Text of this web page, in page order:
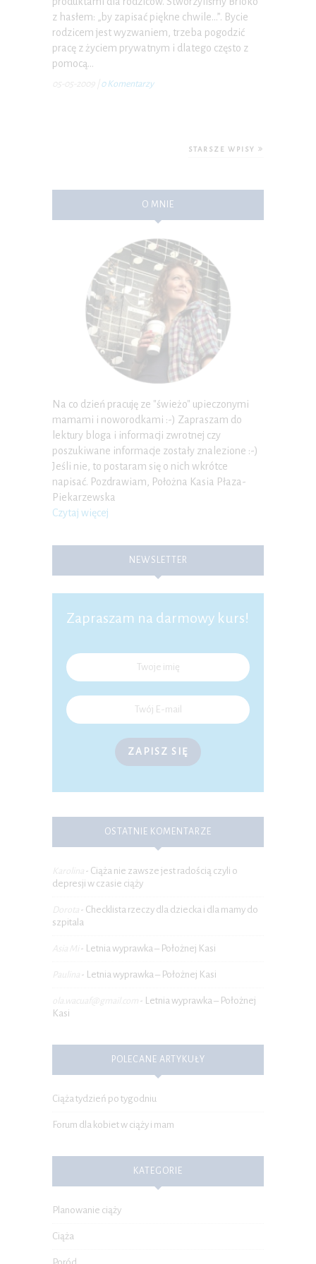
z hasłem: „by zapisać piękne chwile…”. Bycie
rodzicem jest wyzwaniem, trzeba pogodzić
pracę z życiem prywatnym i dlatego często z
pomocą…
05-05-2009 0 Komentarzy
STARSZE WPISY
O MNIE
Na co dzień pracuję ze "świeżo" upieczonymi
mamami i noworodkami :-) Zapraszam do
lektury bloga i informacji zwrotnej czy
poszukiwane informacje zostały znalezione :-)
Jeśli nie, to postaram się o nich wkrótce
napisać. Pozdrawiam, Położna Kasia Płaza-
Piekarzewska
Czytaj więcej
NEWSLETTER
Zapraszam na darmowy kurs!
ZAPISZ SIĘ
OSTATNIE KOMENTARZE
Karolina - Ciąża nie zawsze jest radością czyli o
depresji w czasie ciąży
Dorota - Checklista rzeczy dla dziecka i dla mamy do
szpitala
Asia Mi - Letnia wyprawka – Położnej Kasi
Paulina - Letnia wyprawka – Położnej Kasi
ola.wacuaf@gmail.com - Letnia wyprawka – Położnej
Kasi
POLECANE ARTYKUŁY
Ciąża tydzień po tygodniu
Forum dla kobiet w ciąży i mam
KATEGORIE
Planowanie ciąży
Ciąża
P.S. W każdej chwili możesz wypisać się z kursu.